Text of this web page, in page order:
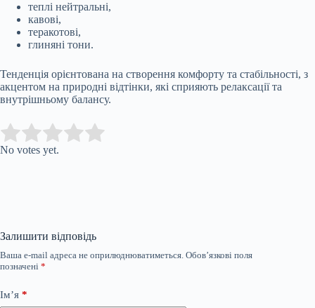
теплі нейтральні,
кавові,
теракотові,
глиняні тони.
Тенденція орієнтована на створення комфорту та стабільності, з
акцентом на природні відтінки, які сприяють релаксації та
внутрішньому балансу.
Rate this item:
No votes yet.
Залишити відповідь
Ваша e-mail адреса не оприлюднюватиметься. Обов’язкові поля
позначені *
Ім’я *